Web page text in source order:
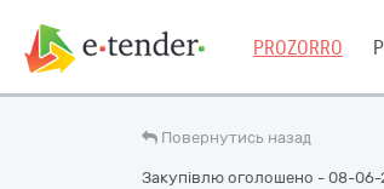
PROZORRO
Повернутись назад
Закупівлю оголошено - 08-06-